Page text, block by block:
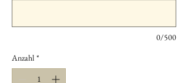
0/500
Anzahl *